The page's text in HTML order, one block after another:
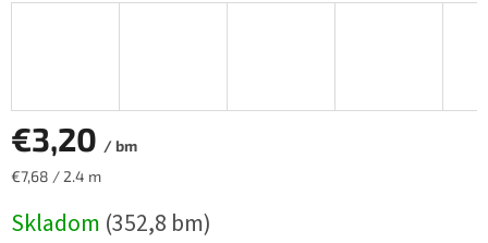
€3,20 / bm
Jednotková
€7,68 / 2.4 m
Skladom (352,8 bm)